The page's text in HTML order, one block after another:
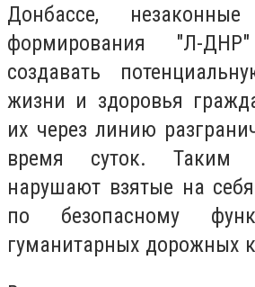
Донбассе,
формирования "Л-
создавать
жизни и здоровья
их через линию
время суток. Таким
нарушают взятые на себя
по безопасному
гуманитарных дорожных